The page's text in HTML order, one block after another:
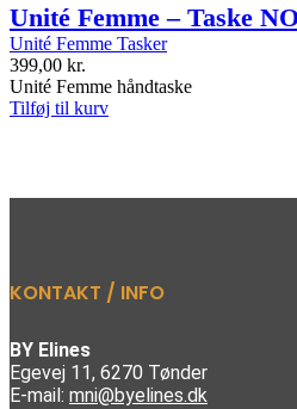
Unité Femme – Taske
Unité Femme Tasker
399,00 kr.
Unité Femme håndtaske
Tilføj til kurv
KONTAKT / INFO
BY Elines
Egevej 11, 6270 Tønder
E-mail: mni@byelines.dk